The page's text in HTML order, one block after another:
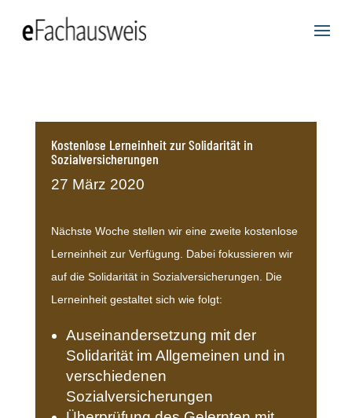
Kostenlose Lerneinheit zur Solidarität in
Sozialversicherungen
27 März 2020
Nächste Woche stellen wir eine zweite kostenlose
Lerneinheit zur Verfügung. Dabei fokussieren wir
auf die Solidarität in Sozialversicherungen. Die
Lerneinheit gestaltet sich wie folgt:
Auseinandersetzung mit der
Solidarität im Allgemeinen und in
verschiedenen
Sozialversicherungen